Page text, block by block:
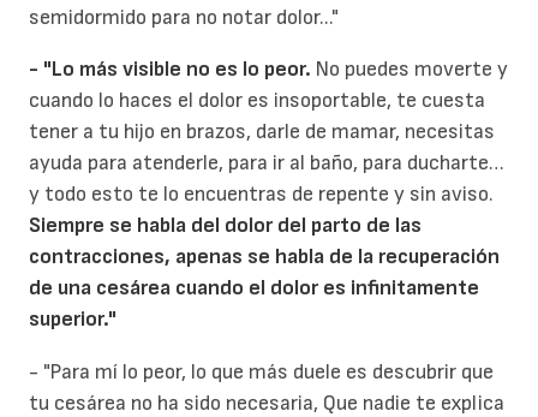
semidormido para no notar dolor..."
- "Lo más visible no es lo peor. No puedes moverte y
cuando lo haces el dolor es insoportable, te cuesta
tener a tu hijo en brazos, darle de mamar, necesitas
ayuda para atenderle, para ir al baño, para ducharte…
y todo esto te lo encuentras de repente y sin aviso.
Siempre se habla del dolor del parto de las
contracciones, apenas se habla de la recuperación
de una cesárea cuando el dolor es infinitamente
superior."
- "Para mí lo peor, lo que más duele es descubrir que
tu cesárea no ha sido necesaria, Que nadie te explica